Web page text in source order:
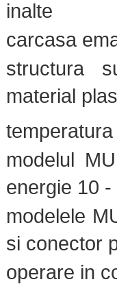
inalte
carcasa
structura
material
modelul
energie 10
modelele
si conector
operare in